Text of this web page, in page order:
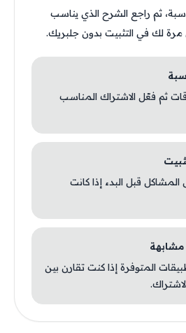
ثم راجع الشرح الذي يناسب
مرة لك في التثبيت بدون جلبريك.
ثم فعّل الاشتراك المناسب
المشاكل قبل البدء إذا كانت
المتوفرة إذا كنت تقارن بين